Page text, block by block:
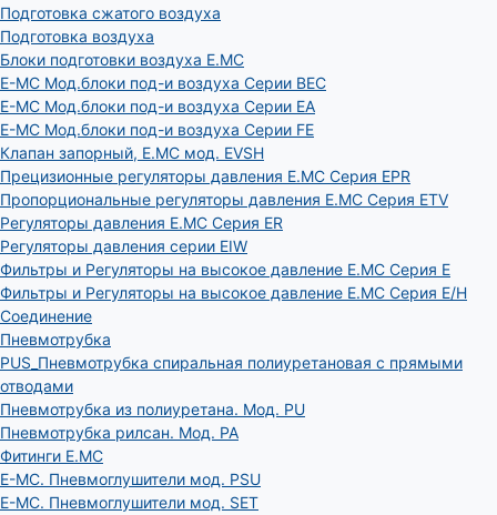
Подготовка сжатого воздуха
Подготовка воздуха
Блоки подготовки воздуха E.MC
E-MC Мод.блоки под-и воздуха Серии BEC
E-MC Мод.блоки под-и воздуха Серии EA
E-MC Мод.блоки под-и воздуха Серии FE
Клапан запорный, E.MC мод. EVSH
Прецизионные регуляторы давления E.MC Серия EPR
Пропорциональные регуляторы давления E.MC Серия ETV
Регуляторы давления E.MC Серия ER
Регуляторы давления серии EIW
Фильтры и Регуляторы на высокое давление E.MC Серия E
Фильтры и Регуляторы на высокое давление E.MC Серия E/H
Соединение
Пневмотрубка
PUS_Пневмотрубка спиральная полиуретановая с прямыми
отводами
Пневмотрубка из полиуретана. Мод. РU
Пневмотрубка рилсан. Мод. PA
Фитинги E.MC
E-MC. Пневмоглушители мод. PSU
E-MC. Пневмоглушители мод. SET